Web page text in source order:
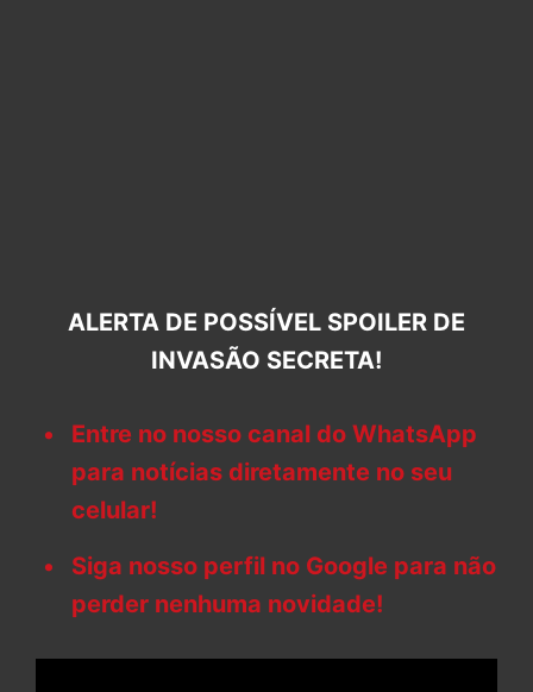
ALERTA DE POSSÍVEL SPOILER DE
INVASÃO SECRETA!
Entre no nosso canal do WhatsApp
para notícias diretamente no seu
celular!
Siga nosso perfil no Google para não
perder nenhuma novidade!